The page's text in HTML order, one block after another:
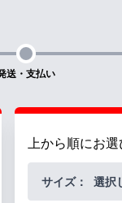
送・支払い
上から順にお
サイズ： 選択